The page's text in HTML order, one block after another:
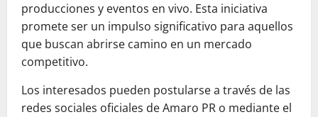
producciones y eventos en vivo. Esta iniciativa
promete ser un impulso significativo para aquellos
que buscan abrirse camino en un mercado
competitivo.
Los interesados pueden postularse a través de las
redes sociales oficiales de Amaro PR o mediante el